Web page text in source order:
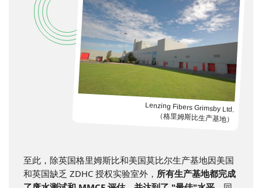
Lenzing Fibers Grimsby Ltd.
（格里姆斯比生产基地）
至此，除英国格里姆斯比和美国莫比尔生产基地因美国
和英国缺乏 ZDHC 授权实验室外， 所有生产基地都完成